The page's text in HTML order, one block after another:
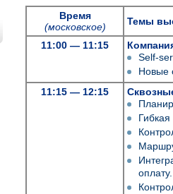
Время
(московское)
Темы
11:00 — 11:15
Self-
Новые
11:15 — 12:15
оплату.